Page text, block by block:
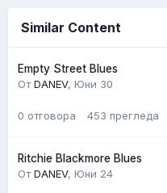
Similar Content
Empty Street Blues
ОтDANEV, Юни 30
0 отговора 453 прегледа
Ritchie Blackmore Blues
ОтDANEV, Юни 24